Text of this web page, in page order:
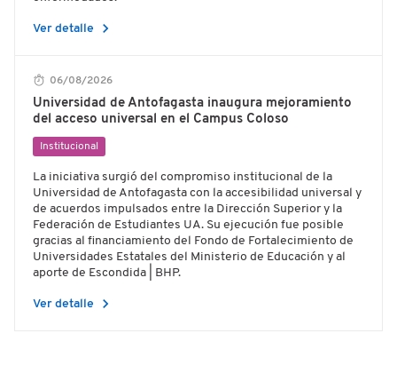
Ver detalle chevron_right
06/08/2026
Universidad de Antofagasta inaugura mejoramiento
del acceso universal en el Campus Coloso
Institucional
La iniciativa surgió del compromiso institucional de la
Universidad de Antofagasta con la accesibilidad universal y
de acuerdos impulsados entre la Dirección Superior y la
Federación de Estudiantes UA. Su ejecución fue posible
gracias al financiamiento del Fondo de Fortalecimiento de
Universidades Estatales del Ministerio de Educación y al
aporte de Escondida | BHP.
Ver detalle chevron_right